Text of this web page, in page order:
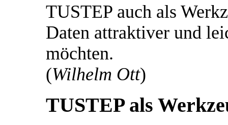
TUSTEP auch als
Daten attraktiver und
möchten.
(Wilhelm Ott)
TUSTEP als